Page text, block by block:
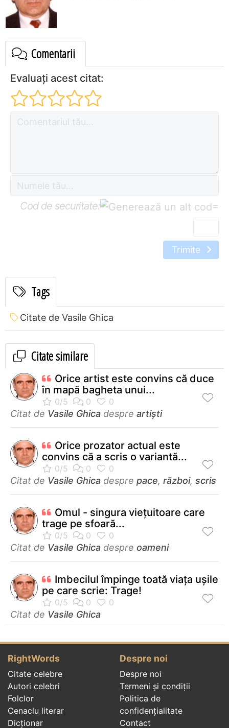
Comentarii
Evaluați acest citat:
Cod de securitate: =
Trimite
Tags
Citate de Vasile Ghica
Citate similare
Orice artist este convins că duce
în mapă bagheta unui...
Citat de Vasile Ghica despre artiști
Orice prozator actual este
convins că a scris o variantă...
Citat de Vasile Ghica despre pace, război, scris
Omul - singura viețuitoare care
trage pe sfoară...
Citat de Vasile Ghica despre oameni
Imbecilul împinge toată viaţa uşile
pe care scrie: Trage!
Citat de Vasile Ghica
RightWords
Citate celebre
Autori celebri
Folclor
Cenaclu literar
Dicționar
Despre noi
Despre noi
Termeni și condiții
Politica de
confidenţialitate
Contact